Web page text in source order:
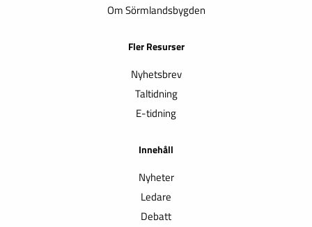
Om Sörmlandsbygden
Fler Resurser
Nyhetsbrev
Taltidning
E-tidning
Innehåll
Nyheter
Ledare
Debatt